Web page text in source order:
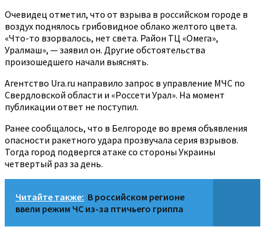
Очевидец отметил, что от взрыва в российском городе в
воздух поднялось грибовидное облако желтого цвета.
«Что-то взорвалось, нет света. Район ТЦ «Омега»,
Уралмаш», — заявил он. Другие обстоятельства
произошедшего начали выяснять.
Агентство Ura.ru направило запрос в управление МЧС по
Свердловской области и «Россети Урал». На момент
публикации ответ не поступил.
Ранее сообщалось, что в Белгороде во время объявления
опасности ракетного удара прозвучала серия взрывов.
Тогда город подвергся атаке со стороны Украины
четвертый раз за день.
Читайте также: В российском регионе
ввели режим ЧС из-за птичьего гриппа